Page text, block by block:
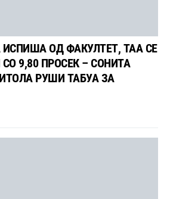
ИСПИША ОД ФАКУЛТЕТ, ТАА СЕ
9,80 ПРОСЕК – СОНИТА
РУШИ ТАБУА ЗА